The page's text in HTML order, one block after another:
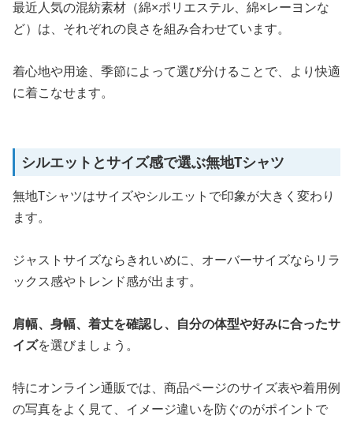
最近人気の混紡素材（綿×ポリエステル、綿×レーヨンな
ど）は、それぞれの良さを組み合わせています。
着心地や用途、季節によって選び分けることで、より快適
に着こなせます。
シルエットとサイズ感で選ぶ無地Tシャツ
無地Tシャツはサイズやシルエットで印象が大きく変わり
ます。
ジャストサイズならきれいめに、オーバーサイズならリラ
ックス感やトレンド感が出ます。
肩幅、身幅、着丈を確認し、自分の体型や好みに合ったサ
イズを選びましょう。
特にオンライン通販では、商品ページのサイズ表や着用例
の写真をよく見て、イメージ違いを防ぐのがポイントで